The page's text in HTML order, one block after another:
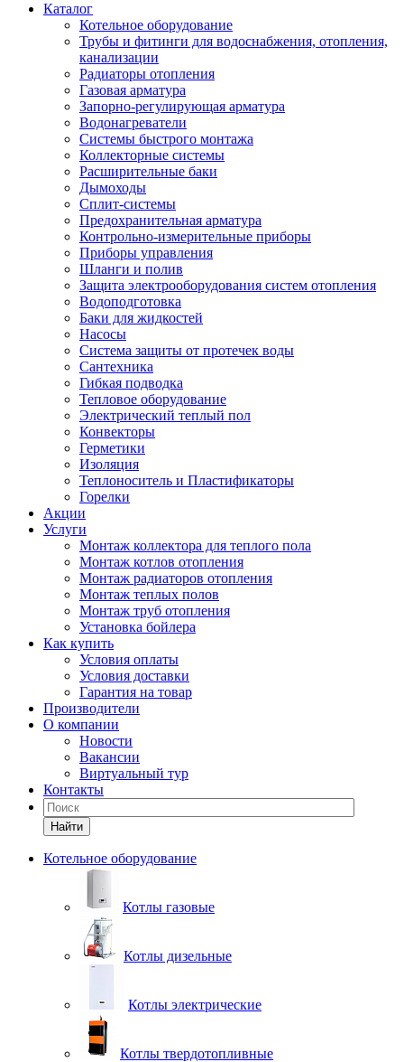
Каталог
Котельное оборудование
Трубы и фитинги для водоснабжения, отопления,
канализации
Радиаторы отопления
Газовая арматура
Запорно-регулирующая арматура
Водонагреватели
Системы быстрого монтажа
Коллекторные системы
Расширительные баки
Дымоходы
Сплит-системы
Предохранительная арматура
Контрольно-измерительные приборы
Приборы управления
Шланги и полив
Защита электрооборудования систем отопления
Водоподготовка
Баки для жидкостей
Насосы
Система защиты от протечек воды
Сантехника
Гибкая подводка
Тепловое оборудование
Электрический теплый пол
Конвекторы
Герметики
Изоляция
Теплоноситель и Пластификаторы
Горелки
Акции
Услуги
Монтаж коллектора для теплого пола
Монтаж котлов отопления
Монтаж радиаторов отопления
Монтаж теплых полов
Монтаж труб отопления
Установка бойлера
Как купить
Условия оплаты
Условия доставки
Гарантия на товар
Производители
О компании
Новости
Вакансии
Виртуальный тур
Контакты
Найти
Котельное оборудование
Котлы газовые
Котлы дизельные
Котлы электрические
Котлы твердотопливные